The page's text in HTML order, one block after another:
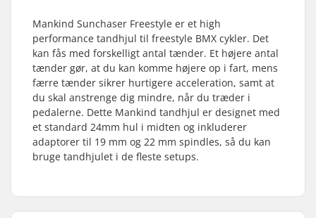
Mankind Sunchaser Freestyle er et high
performance tandhjul til freestyle BMX cykler. Det
kan fås med forskelligt antal tænder. Et højere antal
tænder gør, at du kan komme højere op i fart, mens
færre tænder sikrer hurtigere acceleration, samt at
du skal anstrenge dig mindre, når du træder i
pedalerne. Dette Mankind tandhjul er designet med
et standard 24mm hul i midten og inkluderer
adaptorer til 19 mm og 22 mm spindles, så du kan
bruge tandhjulet i de fleste setups.